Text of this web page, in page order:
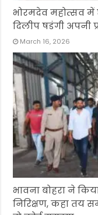
भोरमदेव महोत्सव में
दिलीप षडंगी अपनी
March 16, 2026
भावना बोहरा ने
निरिक्षण, कहा तय